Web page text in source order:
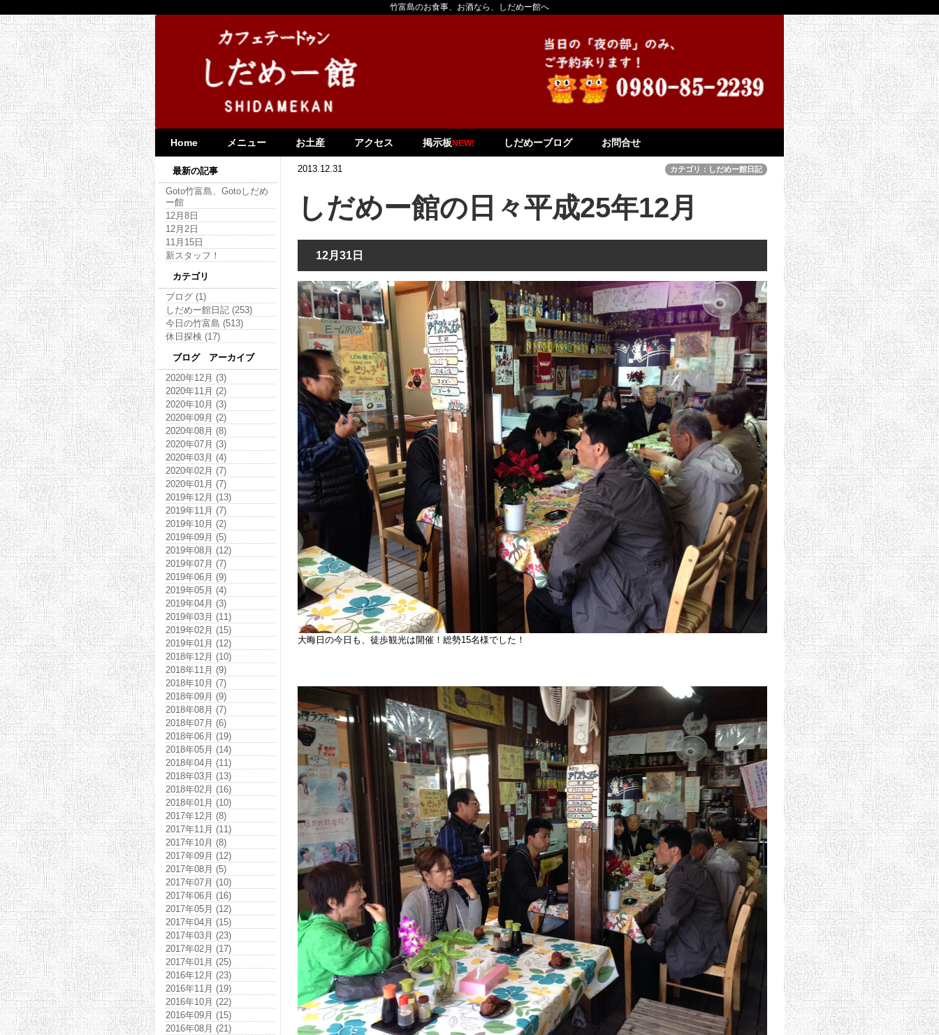
竹富島のお食事、お酒なら、しだめー館へ
Home メニュー お土産 アクセス 掲示板NEW! しだめーブログ お問合せ
2013.12.31 カテゴリ：しだめー館日記
しだめー館の日々平成25年12月
12月31日
大晦日の今日も、徒歩観光は開催！総勢15名様でした！
最新の記事
Goto竹富島、Gotoしだめ
ー館
12月8日
12月2日
11月15日
新スタッフ！
カテゴリ
ブログ (1)
しだめー館日記 (253)
今日の竹富島 (513)
休日探検 (17)
ブログ アーカイブ
2020年12月 (3)
2020年11月 (2)
2020年10月 (3)
2020年09月 (2)
2020年08月 (8)
2020年07月 (3)
2020年03月 (4)
2020年02月 (7)
2020年01月 (7)
2019年12月 (13)
2019年11月 (7)
2019年10月 (2)
2019年09月 (5)
2019年08月 (12)
2019年07月 (7)
2019年06月 (9)
2019年05月 (4)
2019年04月 (3)
2019年03月 (11)
2019年02月 (15)
2019年01月 (12)
2018年12月 (10)
2018年11月 (9)
2018年10月 (7)
2018年09月 (9)
2018年08月 (7)
2018年07月 (6)
2018年06月 (19)
2018年05月 (14)
2018年04月 (11)
2018年03月 (13)
2018年02月 (16)
2018年01月 (10)
2017年12月 (8)
2017年11月 (11)
2017年10月 (8)
2017年09月 (12)
2017年08月 (5)
2017年07月 (10)
2017年06月 (16)
2017年05月 (12)
2017年04月 (15)
2017年03月 (23)
2017年02月 (17)
2017年01月 (25)
2016年12月 (23)
2016年11月 (19)
2016年10月 (22)
2016年09月 (15)
2016年08月 (21)